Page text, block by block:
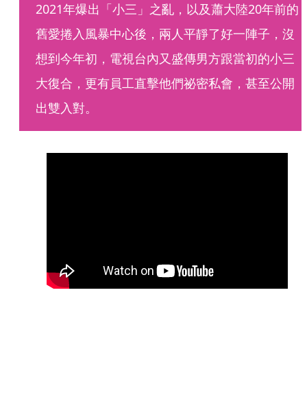
2021年爆出「小三」之亂，以及蕭大陸20年前的
舊愛捲入風暴中心後，兩人平靜了好一陣子，沒
想到今年初，電視台內又盛傳男方跟當初的小三
大復合，更有員工直擊他們祕密私會，甚至公開
出雙入對。